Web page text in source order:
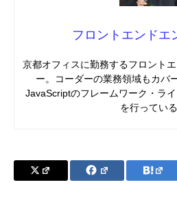
フロントエンドエ
京都オフィスに勤務するフロント
ー。コーダーの業務領域もカバ
JavaScriptのフレームワーク・ラ
を行っている